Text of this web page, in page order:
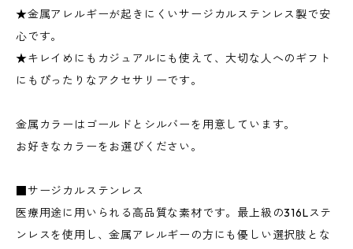
★金属アレルギーが起きにくいサージカルステンレス製で安
心です。
★キレイめにもカジュアルにも使えて、大切な人へのギフト
にもぴったりなアクセサリーです。
金属カラーはゴールドとシルバーを用意しています。
お好きなカラーをお選びください。
■サージカルステンレス
医療用途に用いられる高品質な素材です。最上級の316Lステ
ンレスを使用し、金属アレルギーの方にも優しい選択肢とな